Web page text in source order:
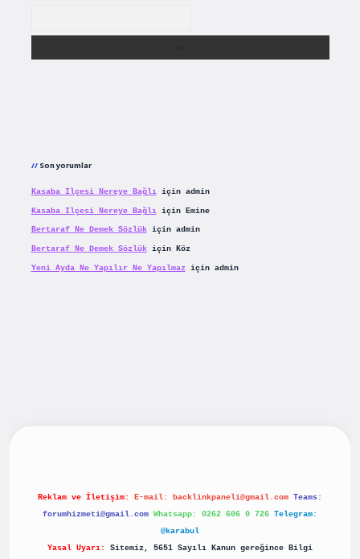
Son yorumlar
Kasaba Ilçesi Nereye Bağlıiçin admin
Kasaba Ilçesi Nereye Bağlıiçin Emine
Bertaraf Ne Demek Sözlükiçin admin
Bertaraf Ne Demek Sözlükiçin Köz
Yeni Ayda Ne Yapılır Ne Yapılmaziçin admin
Reklam ve İletişim: E-mail: backlinkpaneli@gmail.com Teams:
forumhizmeti@gmail.com Whatsapp: 0262 606 0 726 Telegram:
@karabul
Yasal Uyarı:
Sitemiz, 5651 Sayılı Kanun gereğince Bilgi